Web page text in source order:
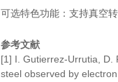
可选特色功能：支持真空
参考文献
[1] I. Gutierrez-Urrutia, D.
steel observed by